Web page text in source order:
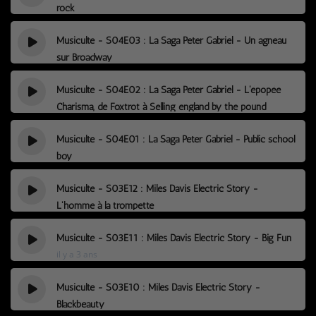
rock
il y a 3 ans
Musiculte - S04E03 : La Saga Peter Gabriel - Un agneau
sur Broadway
il y a 3 ans
Musiculte - S04E02 : La Saga Peter Gabriel - L'épopée
Charisma, de Foxtrot à Selling england by the pound
il y a 3 ans
Musiculte - S04E01 : La Saga Peter Gabriel - Public school
boy
il y a 3 ans
Musiculte - S03E12 : Miles Davis Electric Story -
L'homme à la trompette
il y a 3 ans
Musiculte - S03E11 : Miles Davis Electric Story - Big Fun
il y a 3 ans
Musiculte - S03E10 : Miles Davis Electric Story -
Blackbeauty